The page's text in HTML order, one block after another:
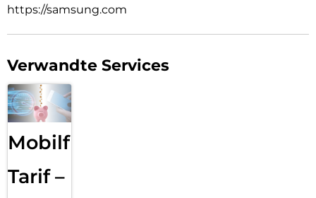
https://samsung.com
Verwandte Services
Mobilfunk
Tarif –